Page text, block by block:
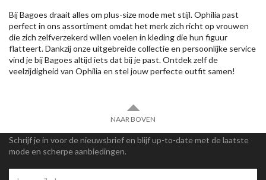
Bij Bagoes draait alles om plus-size mode met stijl. Ophilia past
perfect in ons assortiment omdat het merk zich richt op vrouwen
die zich zelfverzekerd willen voelen in kleding die hun figuur
flatteert. Dankzij onze uitgebreide collectie en persoonlijke service
vind je bij Bagoes altijd iets dat bij je past. Ontdek zelf de
veelzijdigheid van Ophilia en stel jouw perfecte outfit samen!
NAAR BOVEN
Schrijf je in voor de nieuwsbrief en blijf up-to-date met de laatste
mode en scherpe aanbiedingen.